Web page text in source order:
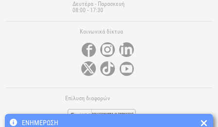
Δευτέρα - Παρασκευή
08:00 - 17:30
Κοινωνικά δίκτυα
Επίλυση διαφορών
ΕΝΗΜΈΡΩΣΗ